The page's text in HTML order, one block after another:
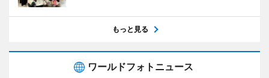
もっと見る
ワールドフォトニュース